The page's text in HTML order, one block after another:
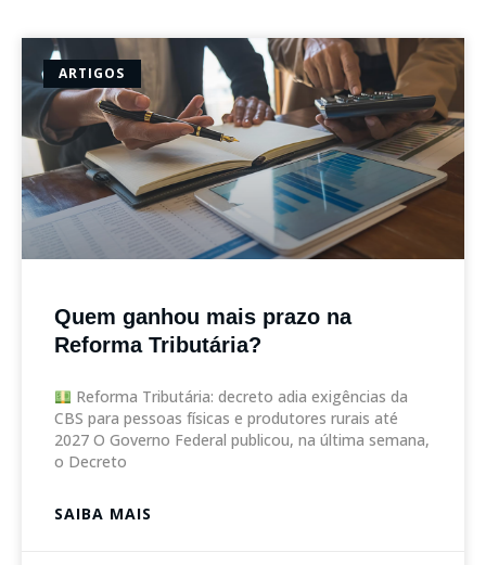
ARTIGOS
Quem ganhou mais prazo na
Reforma Tributária?
Reforma Tributária: decreto adia exigências da
CBS para pessoas físicas e produtores rurais até
2027 O Governo Federal publicou, na última semana,
o Decreto
SAIBA MAIS